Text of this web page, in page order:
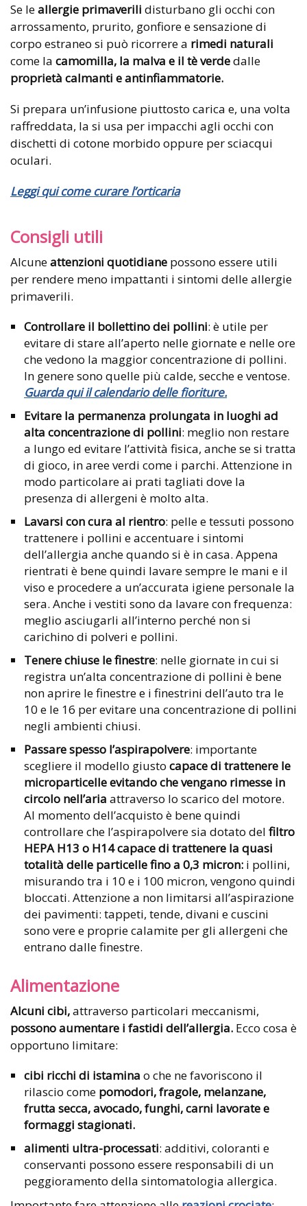
Se leallergie primaverili disturbano gli occhi con
arrossamento, prurito, gonfiore e sensazione di
corpo estraneo si può ricorrere a rimedi naturali
come la camomilla, la malva e il tèverdedalle
proprietà calmanti e antinfiammatorie.
Si prepara un’infusione piuttosto carica e, una volta
raffreddata, la si usa per impacchi agli occhi con
dischetti di cotone morbido oppure per sciacqui
oculari.
Leggi qui come curare l’orticaria
Consigli utili
Alcuneattenzioni quotidiane possono essere utili
per rendere meno impattanti i sintomi delle allergie
primaverili.
Controllare il bollettino dei pollini: è utile per
evitare di stare all’aperto nelle giornate e nelle ore
che vedono la maggior concentrazione di pollini.
In genere sono quelle più calde, secche e ventose.
Guarda qui il calendario delle fioriture.
Evitare la permanenza prolungata in luoghi ad
alta concentrazione di pollini: meglio non restare
a lungo ed evitare l’attività fisica, anche se si tratta
di gioco, in aree verdi come i parchi. Attenzione in
modo particolare ai prati tagliati dove la
presenza di allergeni è molto alta.
Lavarsi con cura al rientro: pelle e tessuti possono
trattenere i pollini e accentuare i sintomi
dell’allergia anche quando si è in casa. Appena
rientrati è bene quindi lavare sempre le mani e il
viso e procedere a un’accurata igiene personale la
sera. Anche i vestiti sono da lavare con frequenza:
meglio asciugarli all’interno perché non si
carichino di polveri e pollini.
Tenere chiuse le finestre: nelle giornate in cui si
registra un’alta concentrazione di pollini è bene
non aprire le finestre e i finestrini dell’auto tra le
10 e le 16 per evitare una concentrazione di pollini
negli ambienti chiusi.
Passare spesso l’aspirapolvere: importante
scegliere il modello giusto capace di trattenere le
microparticelle evitando che vengano rimesse in
circolo nell’aria attraverso lo scarico del motore.
Al momento dell’acquisto è bene quindi
controllare che l’aspirapolvere sia dotato del filtro
HEPA H13 o H14 capace di trattenere la quasi
totalità delle particelle fino a 0,3 micron: i pollini,
misurando tra i 10 e i 100 micron, vengono quindi
bloccati. Attenzione a non limitarsi all’aspirazione
dei pavimenti: tappeti, tende, divani e cuscini
sono vere e proprie calamite per gli allergeni che
entrano dalle finestre.
Alimentazione
Alcuni cibi,attraverso particolari meccanismi,
possono aumentare i fastidi dell’allergia. Ecco cosa è
opportuno limitare:
cibi ricchi di istamina o che ne favoriscono il
rilascio come pomodori, fragole, melanzane,
frutta secca, avocado, funghi, carni lavorate e
formaggi stagionati.
alimenti ultra-processati: additivi, coloranti e
conservanti possono essere responsabili di un
peggioramento della sintomatologia allergica.